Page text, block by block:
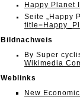
Happy Planet
Seite „Happy
Bildnachweis
By Super
Wikimedia
Weblinks
New